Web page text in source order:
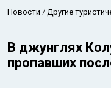
Новости Другие
В джунглях
пропавших